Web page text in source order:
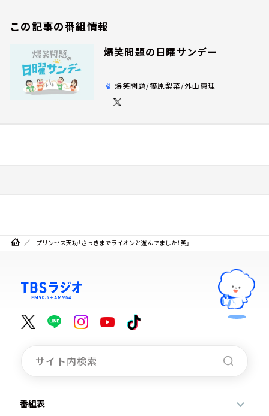
この記事の番組情報
爆笑問題の日曜サンデー
爆笑問題/篠原梨菜/外山惠理
プリンセス天功「さっきまでライオンと遊んでました！笑」
番組表